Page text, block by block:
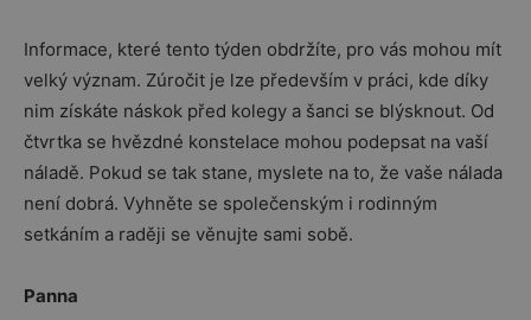
Informace, které tento týden obdržíte, pro vás mohou mít
velký význam. Zúročit je lze především v práci, kde díky
nim získáte náskok před kolegy a šanci se blýsknout. Od
čtvrtka se hvězdné konstelace mohou podepsat na vaší
náladě. Pokud se tak stane, myslete na to, že vaše nálada
není dobrá. Vyhněte se společenským i rodinným
setkáním a raději se věnujte sami sobě.
Panna